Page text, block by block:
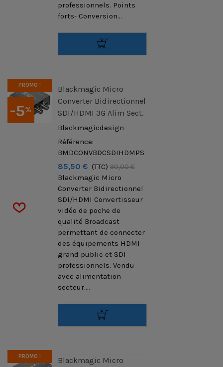
professionnels. Points
forts- Conversion...
-5%
PROMO !
Blackmagic Micro
Converter Bidirectionnel
SDI/HDMI 3G Alim Sect.
Blackmagicdesign
Référence:
BMDCONVBDCSDIHDMPS
85,50 € (TTC) 90,00 €
Blackmagic Micro
Converter Bidirectionnel
SDI/HDMI Convertisseur
vidéo de poche de
qualité Broadcast
permettant de connecter
des équipements HDMI
grand public et SDI
professionnels. Vendu
avec alimentation
secteur....
PROMO !
Blackmagic Micro